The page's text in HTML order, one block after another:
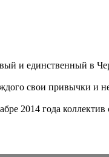
и единственный в
свои привычки и
2014 года коллектив